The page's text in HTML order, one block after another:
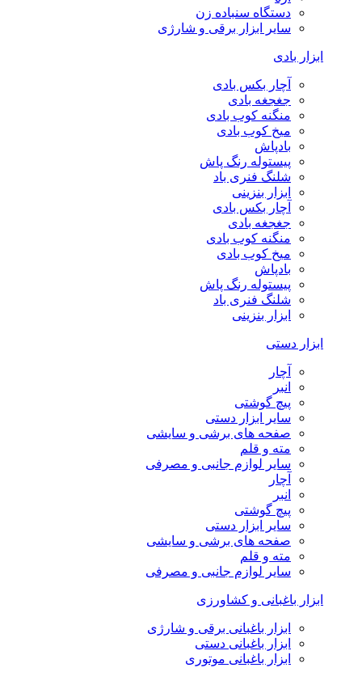
دستگاه سنباده زن
سایر ابزار برقی و شارژی
ابزار بادی
آچار بکس بادی
جغجغه بادی
منگنه کوب بادی
میخ کوب بادی
بادپاش
پیستوله رنگ پاش
شلنگ فنری باد
ابزار بنزینی
آچار بکس بادی
جغجغه بادی
منگنه کوب بادی
میخ کوب بادی
بادپاش
پیستوله رنگ پاش
شلنگ فنری باد
ابزار بنزینی
ابزار دستی
آچار
انبر
پیچ گوشتی
سایر ابزار دستی
صفحه های برشی و سایشی
مته و قلم
سایر لوازم جانبی و مصرفی
آچار
انبر
پیچ گوشتی
سایر ابزار دستی
صفحه های برشی و سایشی
مته و قلم
سایر لوازم جانبی و مصرفی
ابزار باغبانی و کشاورزی
ابزار باغبانی برقی و شارژی
ابزار باغبانی دستی
ابزار باغبانی موتوری